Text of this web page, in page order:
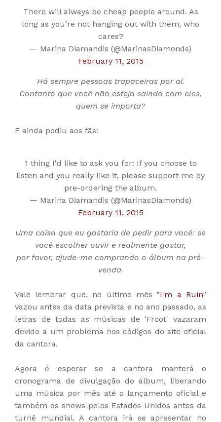
There will always be cheap people around. As
long as you’re not hanging out with them, who
cares?
— Marina Diamandis (@MarinasDiamonds)
February 11, 2015
Há sempre pessoas trapaceiras por aí.
Contanto que você não esteja saindo com eles,
quem se importa?
E ainda pediu aos fãs:
1 thing I'd like to ask you for: If you choose to
listen and you really like it, please support me by
pre-ordering the album.
— Marina Diamandis (@MarinasDiamonds)
February 11, 2015
Uma coisa que eu gostaria de pedir para você: se
você escolher ouvir e realmente gostar,
por favor, ajude-me comprando o álbum na pré-
venda.
Vale lembrar que, no último mês "I'm a Ruin"
vazou antes da data prevista e no ano passado, as
letras de todas as músicas de 'Froot' vazaram
devido a um problema nos códigos do site oficial
da cantora.
Agora é esperar se a cantora manterá o
cronograma de divulgação do álbum, liberando
uma música por mês até o lançamento oficial e
também os shows pelos Estados Unidos antes da
turnê mundial. A cantora irá se apresentar no